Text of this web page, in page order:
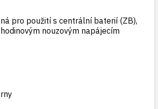
pro použití s centrální baterií (ZB),
nouzovým napájecím